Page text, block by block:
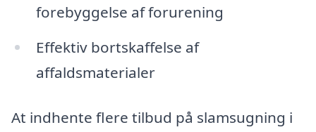
forebyggelse af forurening
Effektiv bortskaffelse af
affaldsmaterialer
At indhente flere tilbud på slamsugning i